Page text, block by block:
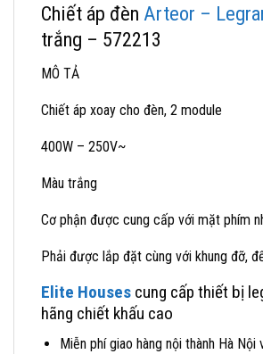
Chiết áp đèn Arteor –
trắng – 572213
MÔ TẢ
Chiết áp xoay cho đèn, 2 module
400W – 250V~
Màu trắng
Cơ phận được cung cấp với mặt phím
Phải được lắp đặt cùng với khung đỡ,
Elite Houses cung cấp thiết bị
hãng chiết khấu cao
Miễn phí giao hàng nội thành Hà Nội